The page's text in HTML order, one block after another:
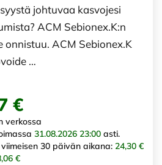
johtuvaa kasvojesi
ACM Sebionex.K:n
onnistuu. ACM Sebionex.K
…
€
verkossa
31.08.2026 23:00 asti.
30 päivän aikana: 24,30 €
€